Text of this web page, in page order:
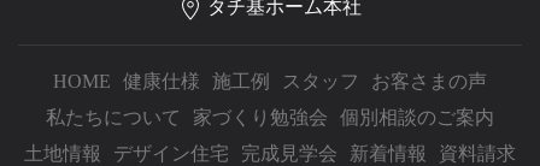
タチ基ホーム本社
HOME 健康仕様 施工例 スタッフ
お客さまの声
私たちについて
家づくり勉強会
個別相談のご案内
土地情報
デザイン住宅 完成見学会 新着情報
資料請求